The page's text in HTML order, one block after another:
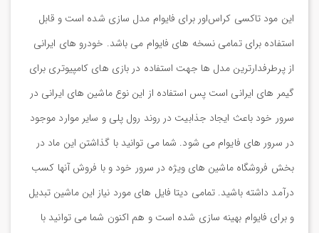
این مود تاکسی کراس‌اور برای فایوام مدل سازی شده است و قابل
استفاده برای تمامی نسخه های فایوام می باشد. خودرو های ایرانی
از پرطرفدارترین مدل ها جهت استفاده در بازی های کامپیوتری برای
گیمر های ایرانی است پس استفاده از این نوع ماشین های ایرانی در
سرور خود باعث ایجاد جذابیت در روند رول پلی و سایر موارد موجود
در سرور های فایوام می شود. شما می توانید با گذاشتن این ماد در
بخش فروشگاه ماشین های ویژه در سرور خود و با فروش آنها کسب
درآمد داشته باشید. تمامی دیتا فایل های مورد نیاز این ماشین تبدیل
و برای فایوام بهینه سازی شده است و هم اکنون شما می توانید با